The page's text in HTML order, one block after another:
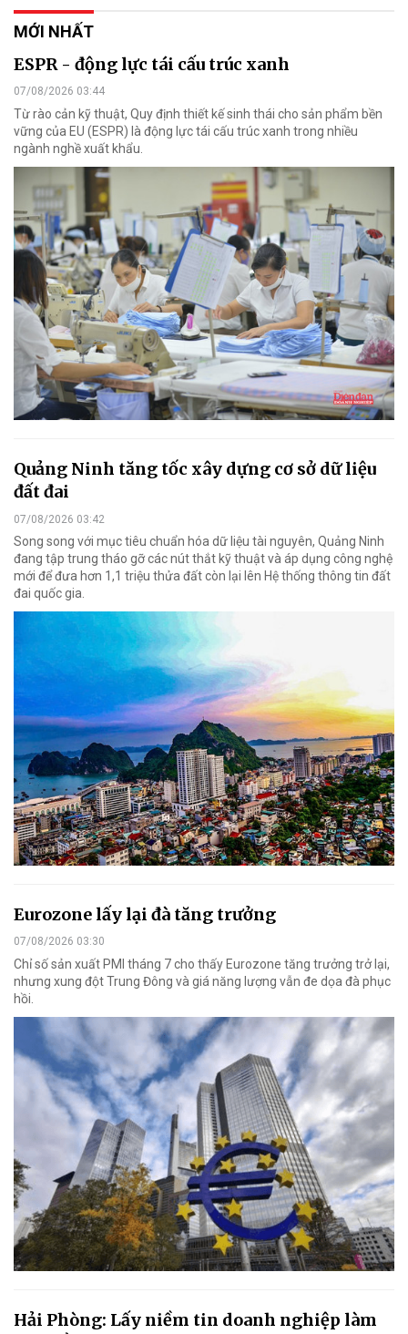
MỚI NHẤT
ESPR - động lực tái cấu trúc xanh
07/08/2026 03:44
Từ rào cản kỹ thuật, Quy định thiết kế sinh thái cho sản phẩm bền
vững của EU (ESPR) là động lực tái cấu trúc xanh trong nhiều
ngành nghề xuất khẩu.
Quảng Ninh tăng tốc xây dựng cơ sở dữ liệu
đất đai
07/08/2026 03:42
Song song với mục tiêu chuẩn hóa dữ liệu tài nguyên, Quảng Ninh
đang tập trung tháo gỡ các nút thắt kỹ thuật và áp dụng công nghệ
mới để đưa hơn 1,1 triệu thửa đất còn lại lên Hệ thống thông tin đất
đai quốc gia.
Eurozone lấy lại đà tăng trưởng
07/08/2026 03:30
Chỉ số sản xuất PMI tháng 7 cho thấy Eurozone tăng trưởng trở lại,
nhưng xung đột Trung Đông và giá năng lượng vẫn đe dọa đà phục
hồi.
Hải Phòng: Lấy niềm tin doanh nghiệp làm